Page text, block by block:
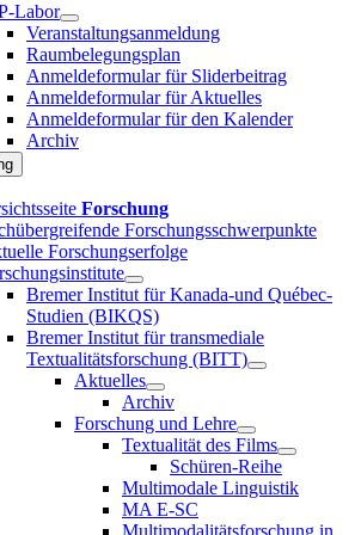
Labor
Veranstaltungsanmeldung
Raumbelegungsplan
Anmeldeformular für Sliderbeitrag
Anmeldeformular für Aktuelles
Anmeldeformular für den Kalender
Archiv
Forschung
Forschungsschwerpunkte
Forschungserfolge
Bremer Institut für Kanada-und Québec-
Studien (BIKQS)
Bremer Institut für transmediale
Textualitätsforschung (BITT)
Aktuelles
Archiv
Forschung und Lehre
Textualität des Films
Schüren-Reihe
Multimodale Linguistik
MA E-SC
Multimodalitätsforschung in